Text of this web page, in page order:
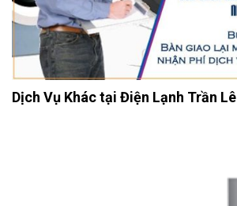
Dịch Vụ Khác tại Điện Lạnh Trần Lê